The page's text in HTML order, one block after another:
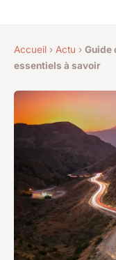
Accueil › Actu › Guide
essentiels à savoir